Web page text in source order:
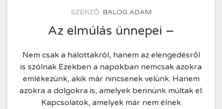
KÖZZÉTÉTEL
SZERZŐ: BALOG ADAM
Az elmúlás ünnepei –
Nem csak a halottakról, hanem az elengedésről
is szólnak Ezekben a napokban nemcsak azokra
emlékezünk, akik már nincsenek velünk. Hanem
azokra a dolgokra is, amelyek bennünk múltak el:
Kapcsolatok, amelyek már nem élnek